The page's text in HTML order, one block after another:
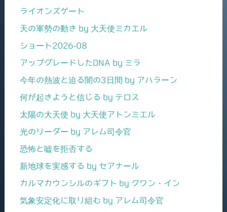
ライオンズゲート
天の軍勢の動き by 大天使ミカエル
ショート2026-08
アップグレードしたDNA by ミラ
今年の熱波と迫る闇の3日間 by アハラーン
何が起きようと信じる by テロス
太陽の大天使 by 大天使アトンミエル
光のリーダー by アレム司令官
恐怖と嘘を拒否する
新地球を実感する by セアナール
カルマカウンシルのギフト by クワン・イン
気象安定化に取り組む by アレム司令官